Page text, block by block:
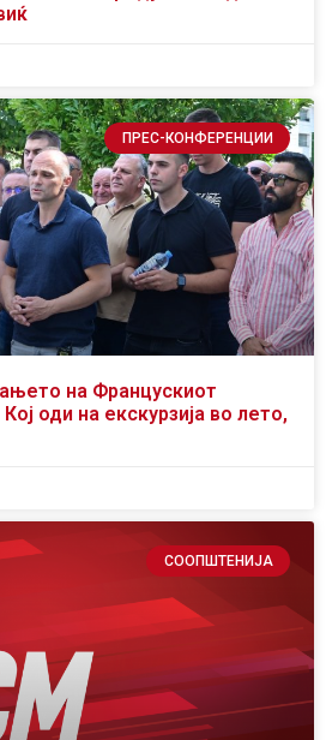
ПРЕС-КОНФЕРЕНЦИИ
на Францускиот
оди на екскурзија во лето,
СООПШТЕНИЈА